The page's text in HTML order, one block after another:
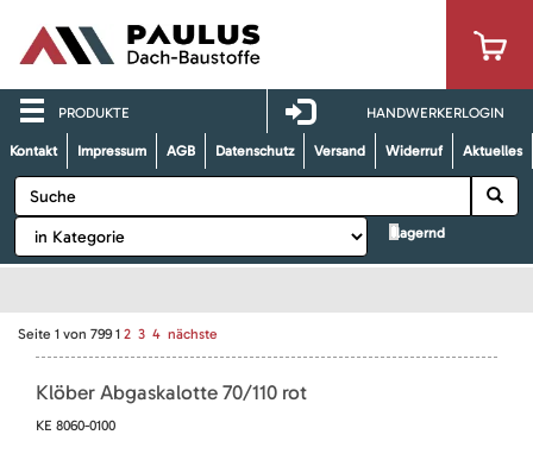
PRODUKTE HANDWERKERLOGIN
Kontakt Impressum AGB Datenschutz Versand Widerruf Aktuelles
lagernd
Seite 1 von 799 1 2 3 4 nächste
Klöber Abgaskalotte 70/110 rot
KE 8060-0100